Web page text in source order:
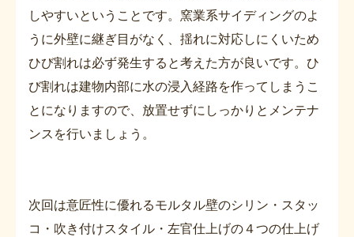
しやすいということです。窯業系サイディングのよ
うに外壁に継ぎ目がなく、揺れに対応しにくいため
ひび割れは必ず発生すると考えた方が良いです。ひ
び割れは建物内部に水の浸入経路を作ってしまうこ
とになりますので、放置せずにしっかりとメンテナ
ンスを行いましょう。
次回は意匠性に優れるモルタル壁のシリン・スタッ
コ・吹き付けスタイル・左官仕上げの４つの仕上げ